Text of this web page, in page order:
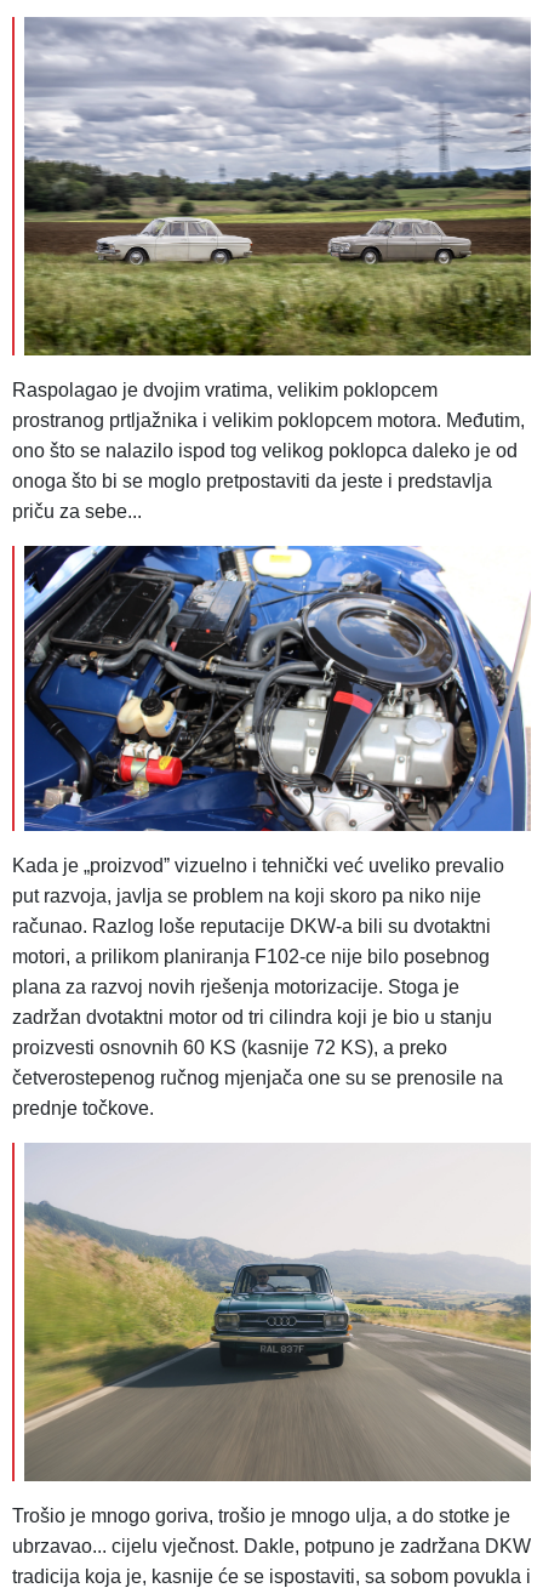
Raspolagao je dvojim vratima, velikim poklopcem
prostranog prtljažnika i velikim poklopcem motora. Međutim,
ono što se nalazilo ispod tog velikog poklopca daleko je od
onoga što bi se moglo pretpostaviti da jeste i predstavlja
priču za sebe...
Kada je „proizvodˮ vizuelno i tehnički već uveliko prevalio
put razvoja, javlja se problem na koji skoro pa niko nije
računao. Razlog loše reputacije DKW-a bili su dvotaktni
motori, a prilikom planiranja F102-ce nije bilo posebnog
plana za razvoj novih rješenja motorizacije. Stoga je
zadržan dvotaktni motor od tri cilindra koji je bio u stanju
proizvesti osnovnih 60 KS (kasnije 72 KS), a preko
četverostepenog ručnog mjenjača one su se prenosile na
prednje točkove.
Trošio je mnogo goriva, trošio je mnogo ulja, a do stotke je
ubrzavao... cijelu vječnost. Dakle, potpuno je zadržana DKW
tradicija koja je, kasnije će se ispostaviti, sa sobom povukla i